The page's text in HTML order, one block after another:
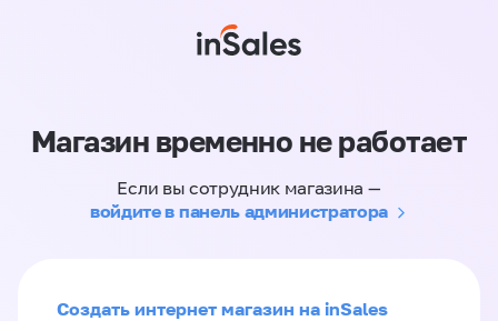
Магазин временно не работает
Если вы сотрудник магазина —
войдите в панель администратора
Создать интернет магазин на inSales